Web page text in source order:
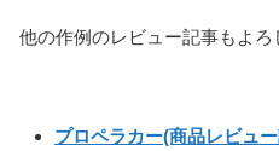
他の作例のレビュー記事もよろ
プロペラカー(商品レビュ